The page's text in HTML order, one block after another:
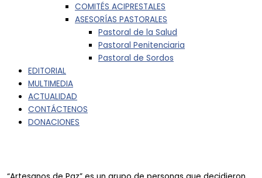
COMITÉS ACIPRESTALES
ASESORÍAS PASTORALES
Pastoral de la Salud
Pastoral Penitenciaria
Pastoral de Sordos
EDITORIAL
MULTIMEDIA
ACTUALIDAD
CONTÁCTENOS
DONACIONES